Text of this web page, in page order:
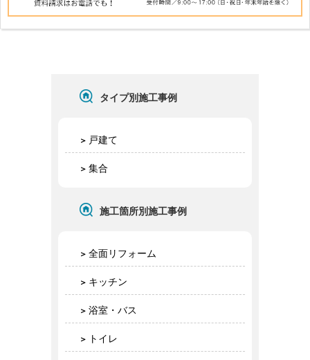
タイプ別施工事例
戸建て
集合
施工箇所別施工事例
全面リフォーム
キッチン
浴室・バス
トイレ